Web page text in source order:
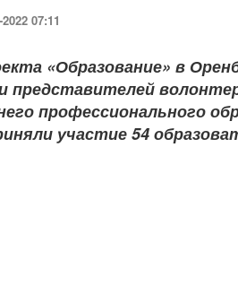
07:11
«Образование» в
представителей
профессионального
участие 54